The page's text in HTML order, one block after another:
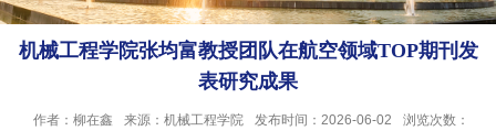
机构设置
机械工程学院张均富教授团队在航空领域TOP期刊发
表研究成果
作者：柳在鑫 来源：机械工程学院 发布时间：2026-06-02
浏览次数：